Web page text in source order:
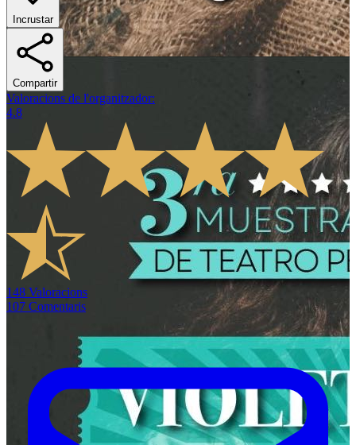
Incrustar
Compartir
Valoracions de l'organitzador:
4.8
148 Valoracions
107 Comentaris